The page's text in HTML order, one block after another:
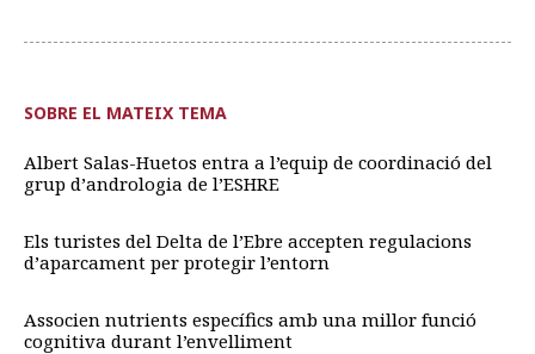
SOBRE EL MATEIX TEMA
Albert Salas-Huetos entra a l’equip de coordinació del
grup d’andrologia de l’ESHRE
Els turistes del Delta de l’Ebre accepten regulacions
d’aparcament per protegir l’entorn
Associen nutrients específics amb una millor funció
cognitiva durant l’envelliment